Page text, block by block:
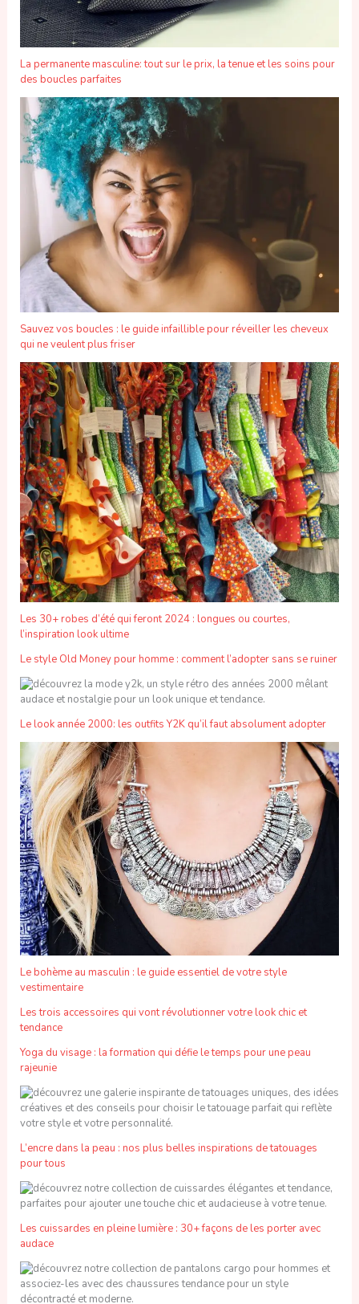
La permanente masculine: tout sur le prix, la tenue et les soins pour
des boucles parfaites
Sauvez vos boucles : le guide infaillible pour réveiller les cheveux
qui ne veulent plus friser
Les 30+ robes d’été qui feront 2024 : longues ou courtes,
l’inspiration look ultime
Le style Old Money pour homme : comment l’adopter sans se ruiner
Le look année 2000: les outfits Y2K qu’il faut absolument adopter
Le bohème au masculin : le guide essentiel de votre style
vestimentaire
Les trois accessoires qui vont révolutionner votre look chic et
tendance
Yoga du visage : la formation qui défie le temps pour une peau
rajeunie
L’encre dans la peau : nos plus belles inspirations de tatouages
pour tous
Les cuissardes en pleine lumière : 30+ façons de les porter avec
audace